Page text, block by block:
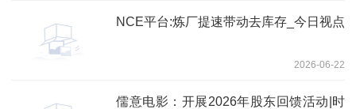
NCE平台:炼厂提速带动去库存_今日视点
2026-06-22
儒意电影：开展2026年股东回馈活动|时